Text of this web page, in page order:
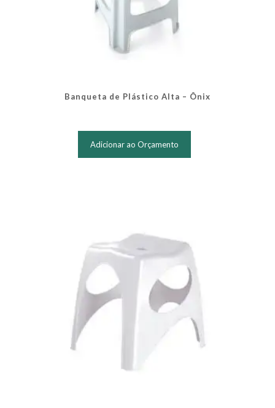
Banqueta de Plástico Alta – Ônix
Adicionar ao Orçamento